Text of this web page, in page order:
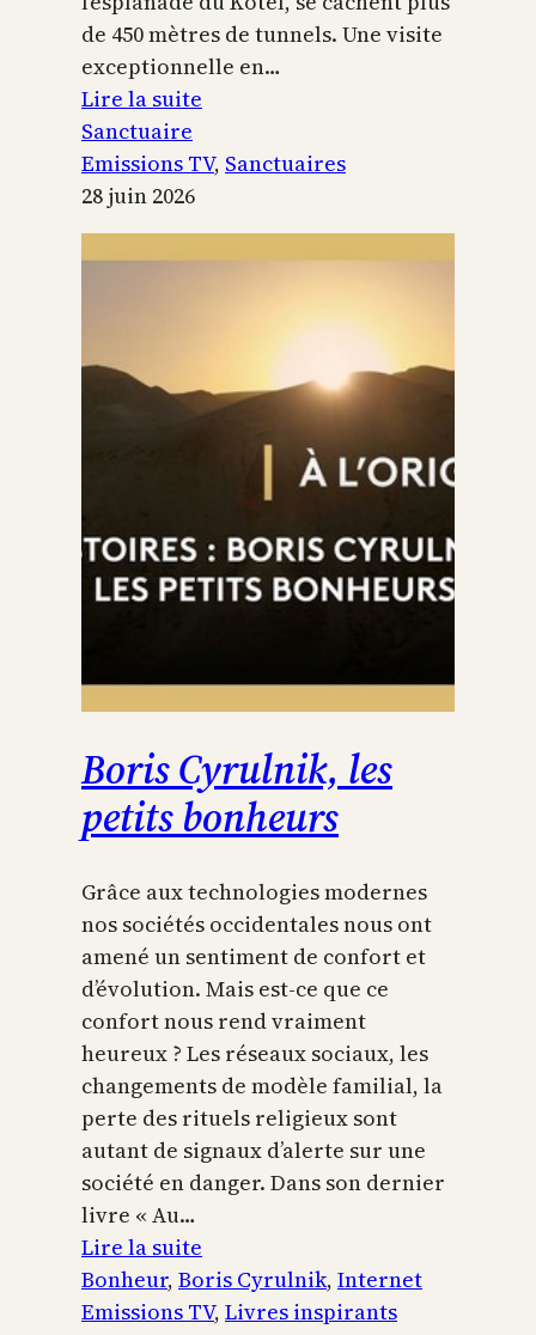
de 450 mètres de tunnels. Une visite
exceptionnelle en…
Lire la suite
Temple
Jérusalem
Sanctuaire
Emissions TV, Sanctuaires
28 juin 2026
Boris Cyrulnik, les
petits bonheurs
Grâce aux technologies modernes
nos sociétés occidentales nous ont
amené un sentiment de confort et
d’évolution. Mais est-ce que ce
confort nous rend vraiment
heureux ? Les réseaux sociaux, les
changements de modèle familial, la
perte des rituels religieux sont
autant de signaux d’alerte sur une
société en danger. Dans son dernier
livre « Au…
Lire la suite
Boris
Cyrulnik,
Bonheur, Boris Cyrulnik, Internet
Emissions TV, Livres inspirants